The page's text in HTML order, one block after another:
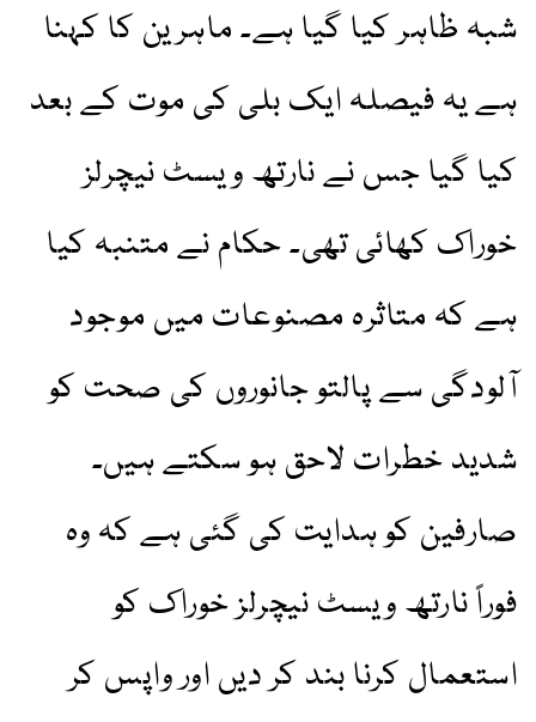
شبہ ظاہر کیا گیا ہے۔ ماہرین کا کہنا
ہے یہ فیصلہ ایک بلی کی موت کے بعد
کیا گیا جس نے نارتھ ویسٹ نیچرلز
خوراک کھائی تھی۔ حکام نے متنبہ کیا
ہے کہ متاثرہ مصنوعات میں موجود
آلودگی سے پالتو جانوروں کی صحت کو
شدید خطرات لاحق ہو سکتے ہیں۔
صارفین کو ہدایت کی گئی ہے کہ وہ
فوراً نارتھ ویسٹ نیچرلز خوراک کو
استعمال کرنا بند کر دیں اور واپس کر